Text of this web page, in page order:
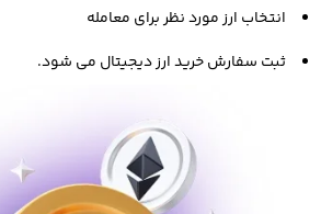
یک صرافی مناسب را که قبلتر بررسی
بتوانید با امنیت بالا، به راحتی و با
انتخاب ارز مورد نظر برای معامله
ثبت سفارش خرید ارز دیجیتال می شود.